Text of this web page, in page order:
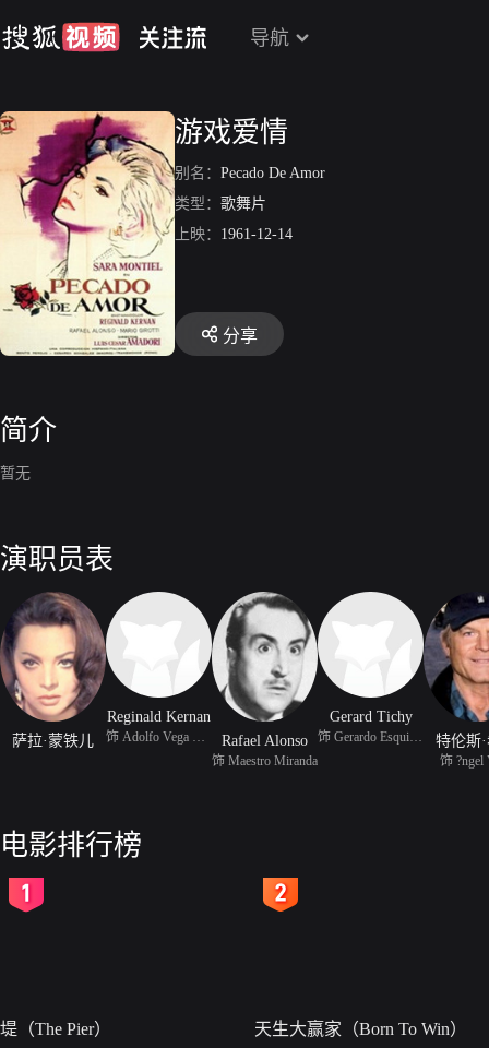
导航
游戏爱情
别名： Pecado De Amor
类型： 歌舞片
上映： 1961-12-14
分享
简介
暂无
演职员表
萨拉·蒙铁儿
Reginald Kernan
饰 Adolfo Vega Linares Rafael Alonso
饰 Maestro Miranda
Gerard Tichy
饰 Gerardo Esquivel 特伦斯
饰 ?ngel
电影排行榜
堤（The Pier） 天生大赢家（Born To Win）